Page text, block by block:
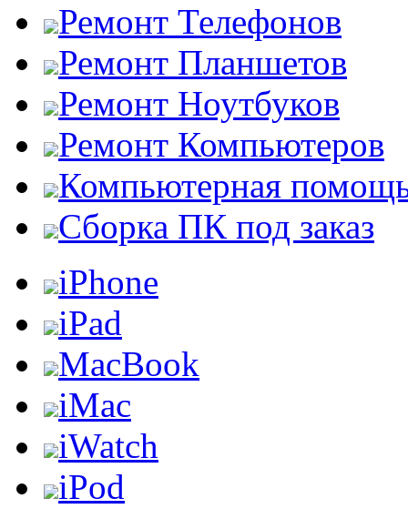
Ремонт Телефонов
Ремонт Планшетов
Ремонт Ноутбуков
Ремонт Компьютеров
Компьютерная
Сборка ПК под заказ
iPhone
iPad
MacBook
iMac
iWatch
iPod